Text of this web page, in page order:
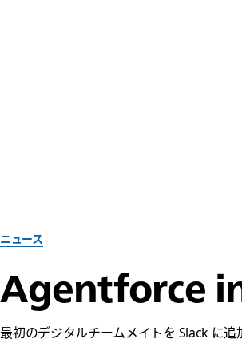
ニュース
Agentforce in
最初のデジタルチームメイトを Slack に追